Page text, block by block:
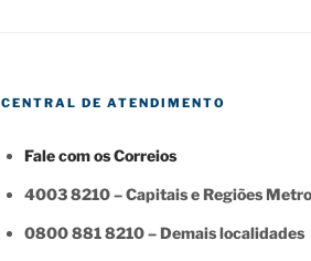
CENTRAL DE ATENDIMENTO
Fale com os Correios
4003 8210 – Capitais e Regiões
0800 881 8210 – Demais localidades